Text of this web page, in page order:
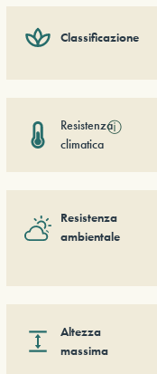
Classificazione
Resistenza
climatica
ⓘ
Resistenza
ambientale
Altezza
massima